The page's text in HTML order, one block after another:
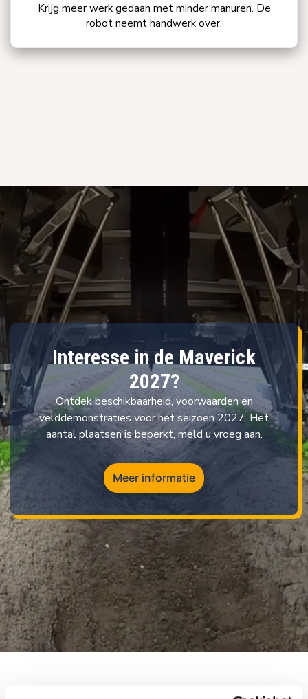
Krijg meer werk gedaan met minder manuren. De
robot neemt handwerk over.
Interesse in de Maverick
2027?
Ontdek beschikbaarheid, voorwaarden en
velddemonstraties voor het seizoen 2027. Het
aantal plaatsen is beperkt, meld u vroeg aan.
Meer informatie